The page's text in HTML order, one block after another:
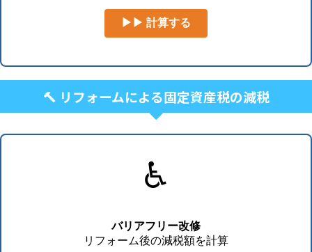
▶▶ 計算する
🔨 リフォームによる固定資産税の減税
♿
バリアフリー改修
リフォーム後の減税額を計算